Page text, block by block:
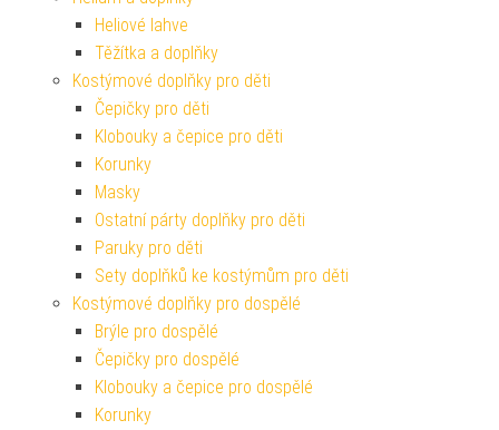
Heliové lahve
Těžítka a doplňky
Kostýmové doplňky pro děti
Čepičky pro děti
Klobouky a čepice pro děti
Korunky
Masky
Ostatní párty doplňky pro děti
Paruky pro děti
Sety doplňků ke kostýmům pro děti
Kostýmové doplňky pro dospělé
Brýle pro dospělé
Čepičky pro dospělé
Klobouky a čepice pro dospělé
Korunky